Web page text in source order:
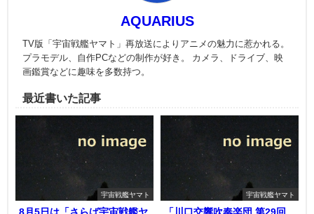
AQUARIUS
TV版「宇宙戦艦ヤマト」再放送によりアニメの魅力に惹かれる。
プラモデル、自作PCなどの制作が好き。 カメラ、ドライブ、映
画鑑賞などに趣味を多数持つ。
最近書いた記事
宇宙戦艦ヤマト
8月5日は「さらば宇宙戦艦ヤ
宇宙戦艦ヤマト
「川口交響吹奏楽団 第29回